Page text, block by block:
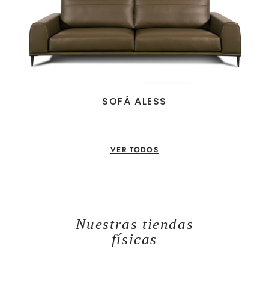
SOFÁ ALESS
VER TODOS
Nuestras tiendas
físicas